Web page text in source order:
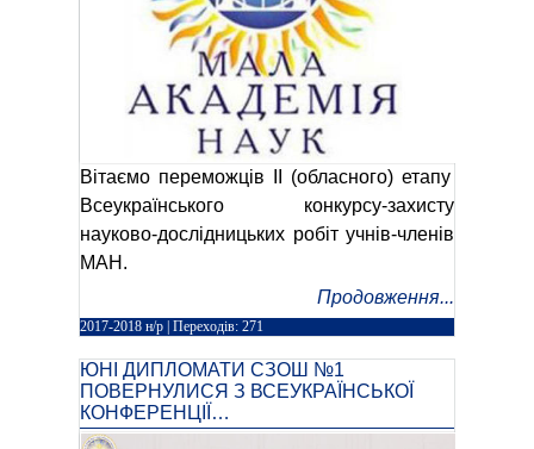
Вітаємо переможців ІІ (обласного) етапу
Всеукраїнського конкурсу-захисту
науково-дослідницьких робіт учнів-членів
МАН.
Продовження...
2017-2018 н/р | Переходів: 271
ЮНІ ДИПЛОМАТИ СЗОШ №1
ПОВЕРНУЛИСЯ З ВСЕУКРАЇНСЬКОЇ
КОНФЕРЕНЦІЇ…